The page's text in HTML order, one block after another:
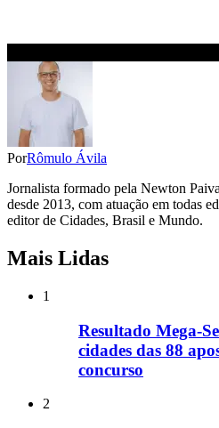
PorRômulo Ávila
Jornalista formado pela Newton
desde 2013, com atuação em todas
editor de Cidades, Brasil e Mundo.
Mais Lidas
1
Resultado Mega-
cidades das 88
concurso
2